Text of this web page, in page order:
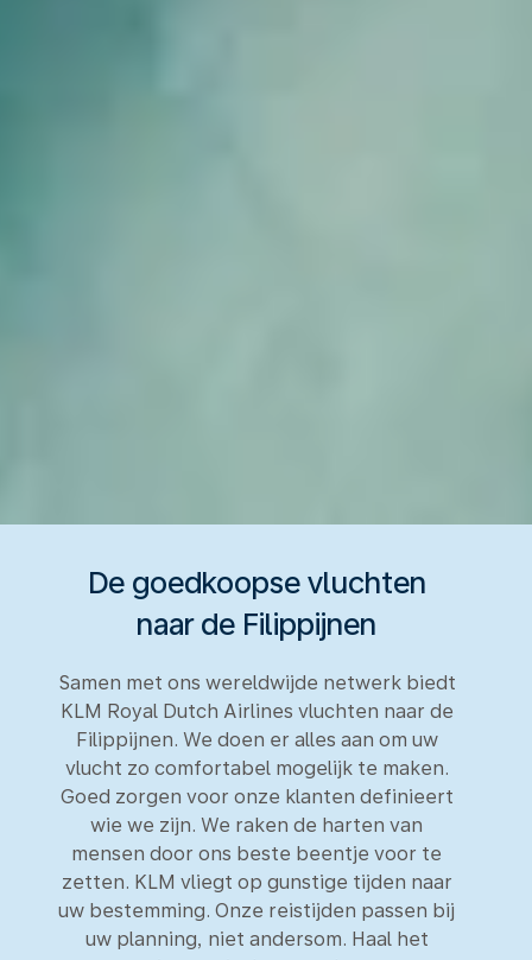
De goedkoopse vluchten
naar de Filippijnen
Samen met ons wereldwijde netwerk biedt
KLM Royal Dutch Airlines vluchten naar de
Filippijnen. We doen er alles aan om uw
vlucht zo comfortabel mogelijk te maken.
Goed zorgen voor onze klanten definieert
wie we zijn. We raken de harten van
mensen door ons beste beentje voor te
zetten. KLM vliegt op gunstige tijden naar
uw bestemming. Onze reistijden passen bij
uw planning, niet andersom. Haal het